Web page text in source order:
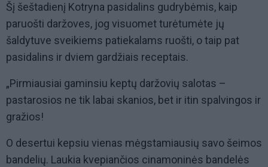
Šį šeštadienį Kotryna pasidalins gudrybėmis, kaip
paruošti daržoves, jog visuomet turėtumėte jų
šaldytuve sveikiems patiekalams ruošti, o taip pat
pasidalins ir dviem gardžiais receptais.
„Pirmiausiai gaminsiu keptų daržovių salotas –
pastarosios ne tik labai skanios, bet ir itin spalvingos ir
gražios!
O desertui kepsiu vienas mėgstamiausių savo šeimos
bandelių. Laukia kvepiančios cinamoninės bandelės